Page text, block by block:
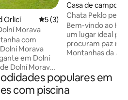
Orlicí 5 de uma avaliação média
5 (3)
Morava
com
Morava
em Dolní
Dolní Morava.
privativa, piscina
com
jardim cheio
Casa de campo ⋅
Chata Peklo
Bem-vindo ao
um lugar ideal
procuram paz no
Montanhas da
pessoas em dois
totalmente
com lareira e um
populares em
com piscina